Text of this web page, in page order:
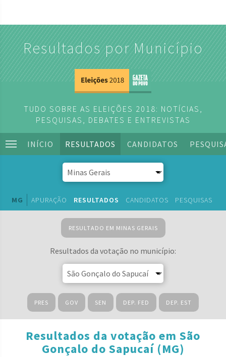
Resultados por Município
TUDO SOBRE AS ELEIÇÕES 2018: NOTÍCIAS,
PESQUISAS, DEBATES E ENTREVISTAS
INÍCIO RESULTADOS CANDIDATOS
MG APURAÇÃO RESULTADOS CANDIDATOS PESQUISAS
RESULTADO EM MINAS GERAIS
Resultados da votação no município:
PRES GOV SEN DEP. FED DEP. EST
Resultados da votação em São
Gonçalo do Sapucaí (MG)